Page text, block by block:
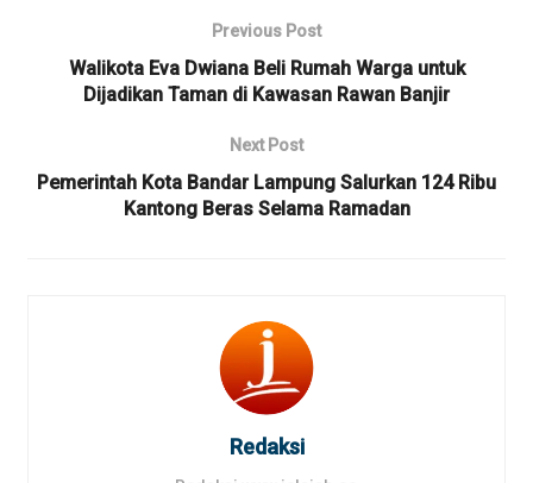
Previous Post
Walikota Eva Dwiana Beli Rumah Warga untuk
Dijadikan Taman di Kawasan Rawan Banjir
Next Post
Pemerintah Kota Bandar Lampung Salurkan 124 Ribu
Kantong Beras Selama Ramadan
Redaksi